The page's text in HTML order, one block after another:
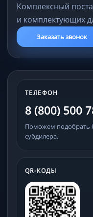
Комплексный
и комплектующих
Заказать звонок
ТЕЛЕФОН
8 (800) 500
Поможем подобрать
субдилера.
QR-КОДЫ